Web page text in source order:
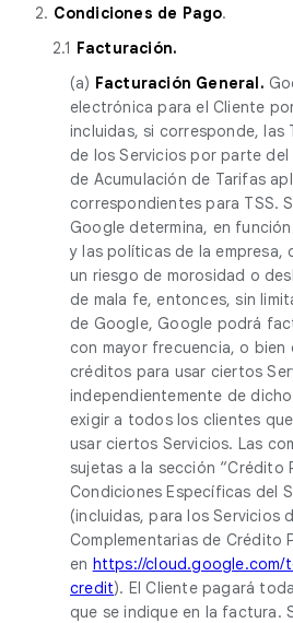
2. Condiciones de Pago.
2.1 Facturación.
(a) Facturación General.
electrónica para el Cliente
incluidas, si corresponde, las
de los Servicios por parte
de Acumulación de Tarifas
correspondientes para TSS.
Google determina, en
y las políticas de la empresa,
un riesgo de morosidad o
de mala fe, entonces, sin
de Google, Google podrá
con mayor frecuencia, o bien
créditos para usar ciertos
independientemente de
exigir a todos los clientes
usar ciertos Servicios. Las
sujetas a la sección “Crédito
Condiciones Específicas del
(incluidas, para los Servicios
Complementarias de Crédito
en https://cloud.google.com/
credit). El Cliente pagará
que se indique en la factura.